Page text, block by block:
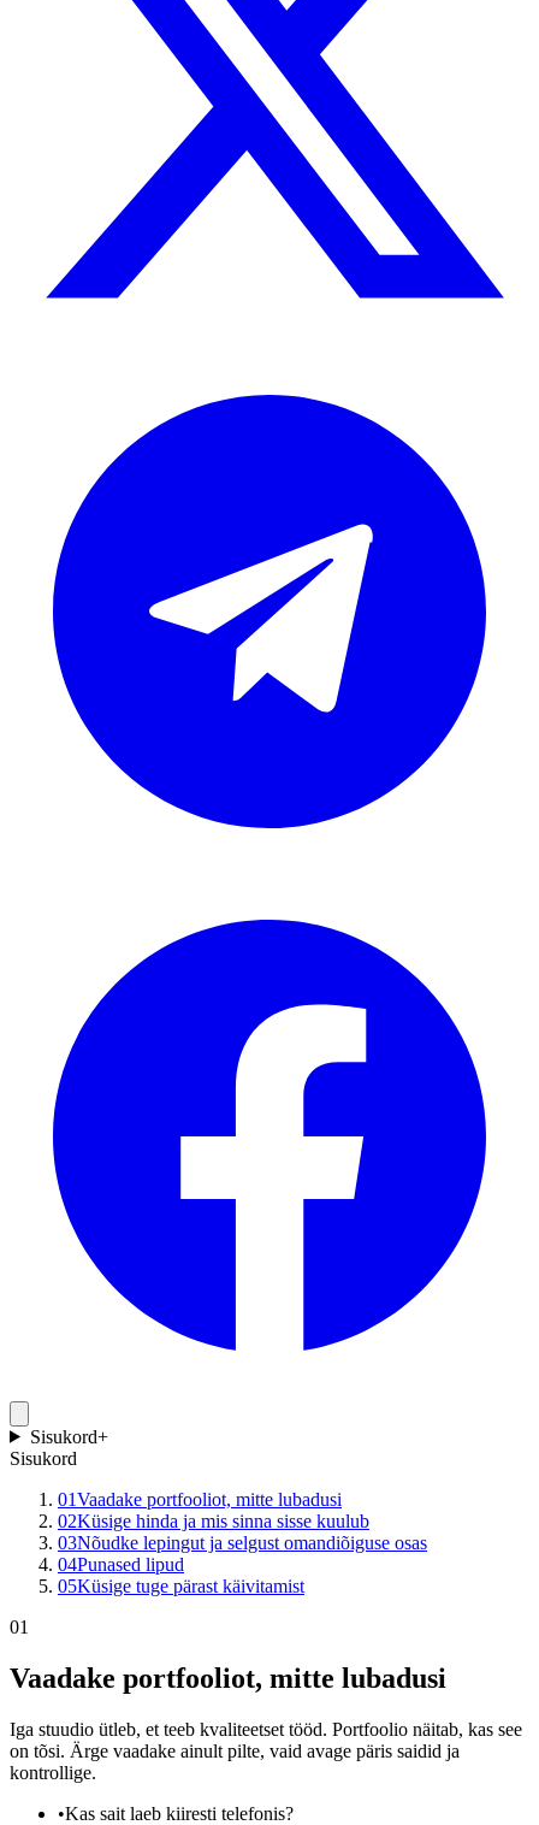
Sisukord+
Sisukord
01Vaadake portfooliot, mitte lubadusi
02Küsige hinda ja mis sinna sisse kuulub
03Nõudke lepingut ja selgust omandiõiguse osas
04Punased lipud
05Küsige tuge pärast käivitamist
01
Vaadake portfooliot, mitte lubadusi
Iga stuudio ütleb, et teeb kvaliteetset tööd. Portfoolio näitab, kas see
on tõsi. Ärge vaadake ainult pilte, vaid avage päris saidid ja
kontrollige.
•Kas sait laeb kiiresti telefonis?